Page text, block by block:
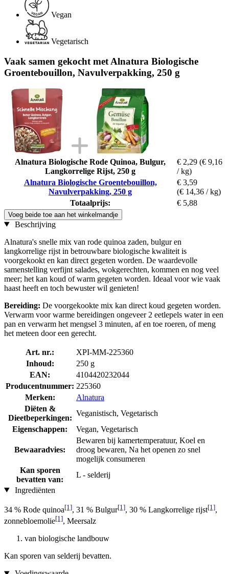
Vegan
Vegetarisch
Vaak samen gekocht met Alnatura Biologische
Groentebouillon, Navulverpakking, 250 g
Alnatura Biologische Rode Quinoa, Bulgur,
Langkorrelige Rijst, 250 g
€ 2,29 (€ 9,16
/ kg)
Alnatura Biologische Groentebouillon,
Navulverpakking, 250 g
€ 3,59
(€ 14,36 / kg)
Totaalprijs:
€ 5,88
Voeg beide toe aan het winkelmandje
Beschrijving
Alnatura's snelle mix van rode quinoa zaden, bulgur en
langkorrelige rijst in betrouwbare biologische kwaliteit is
voorgekookt en kan direct gegeten worden. De waardevolle
samenstelling verfijnt salades, wokgerechten, kommen en nog veel
meer; het kan koud of warm gegeten worden. Ideaal voor wie vaak
haast heeft en toch bewuster wil genieten!
Bereiding: De voorgekookte mix kan direct koud gegeten worden.
Verwarm voor warme bereidingen ongeveer 2 eetlepels water in een
pan en verwarm het mengsel 3 minuten, af en toe roeren, of meng
het meteen door een gerecht.
Art. nr.:
XPI-MM-225360
Inhoud:
250 g
EAN:
4104420232044
Producentnummer: 225360
Merken:
Alnatura
Diëten &
Dieetbeperkingen:
Veganistisch, Vegetarisch
Eigenschappen:
Vegan, Vegetarisch
Bewaaradvies:
Bewaren bij kamertemperatuur, Koel en
droog bewaren, Na het openen zo snel
mogelijk consumeren
Kan sporen
bevatten van:
L - selderij
Ingrediënten
34 % Rode quinoa[1], 31 % Bulgur[1], 30 % Langkorrelige rijst[1],
zonnebloemolie[1], Meersalz
van biologische landbouw
Kan sporen van selderij bevatten.